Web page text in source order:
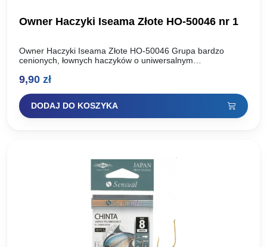
Owner Haczyki Iseama Złote HO-50046 nr 1
Owner Haczyki Iseama Złote HO-50046 Grupa bardzo
cenionych, łownych haczyków o uniwersalnym
karpi. Rozmiar haka: Ilość szt w paczce:…
9,90 zł
DODAJ DO KOSZYKA